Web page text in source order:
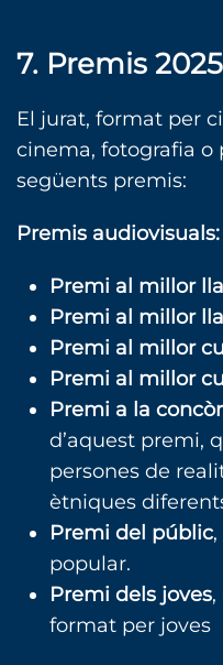
7. Premis 2025
El jurat, format per
cinema, fotografia o
següents premis:
Premis audiovisuals:
Premi al millor
Premi al millor
Premi al millor
Premi al millor
Premi a la
d’aquest premi,
persones de
ètniques
Premi del públic
popular.
Premi dels joves
format per joves